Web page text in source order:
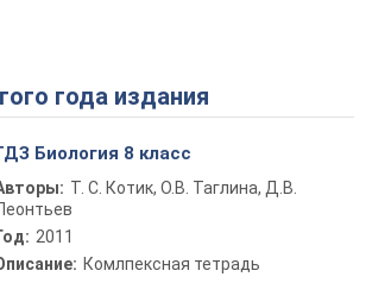
Play Video
года издания
Биология 8 класс
Т. С. Котик, О.В. Таглина, Д.В.
2011
Комлпексная тетрадь